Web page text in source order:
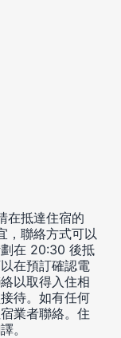
在抵達住宿的
，聯絡方式可以
在 20:30 後抵
在預訂確認電
以取得入住相
待。如有任何
業者聯絡。住
。